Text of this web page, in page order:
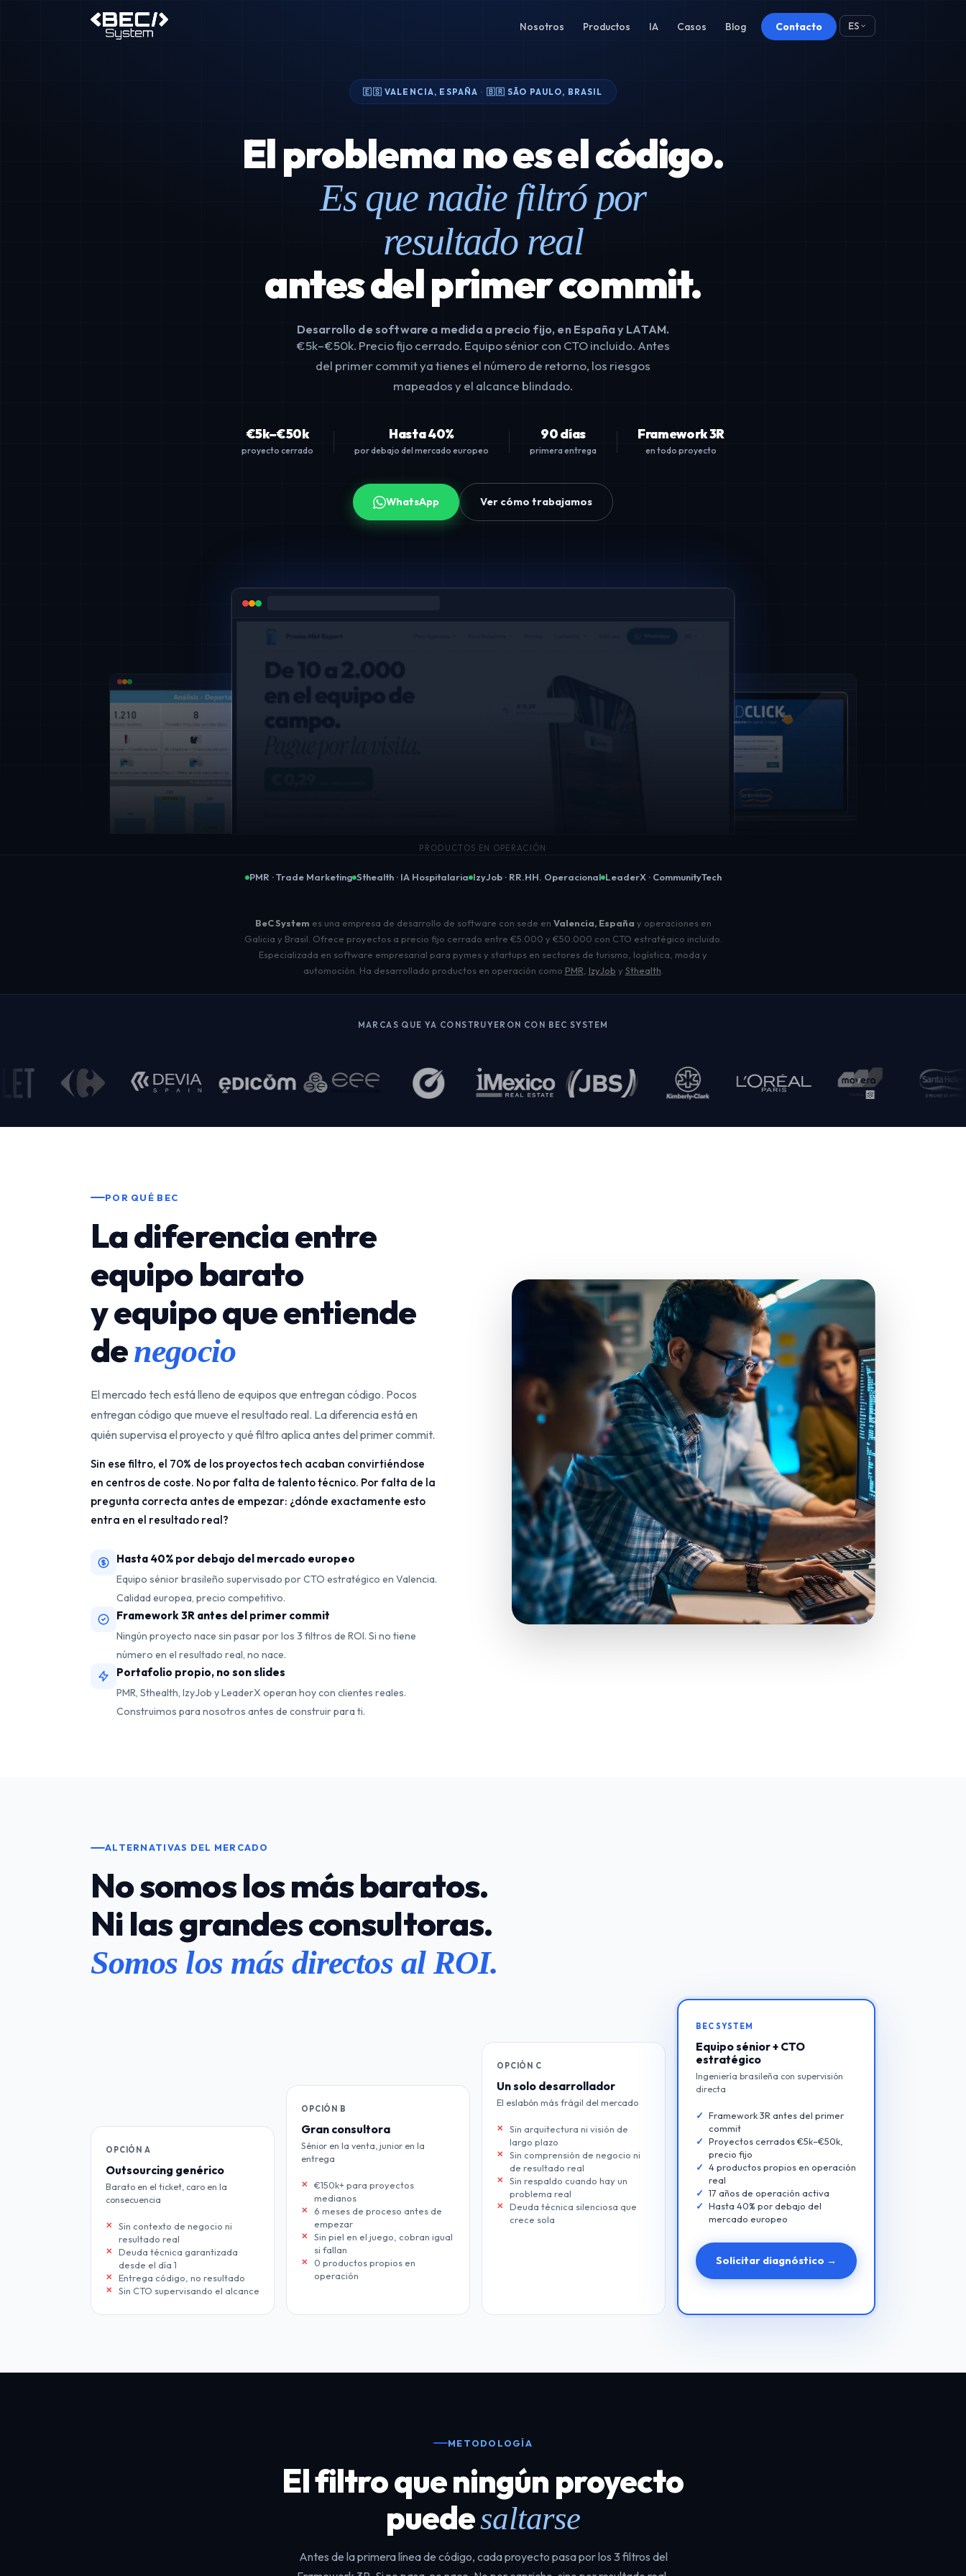
Nosotros Productos IA Casos Blog Contacto ES
🇪🇸 VALENCIA, ESPAÑA · 🇧🇷 SÃO PAULO, BRASIL
El problema no es el código.
Es que nadie filtró por
resultado real
antes del primer commit.
Desarrollo de software a medida a precio fijo, en España y LATAM.
€5k–€50k. Precio fijo cerrado. Equipo sénior con CTO incluido. Antes
del primer commit ya tienes el número de retorno, los riesgos
mapeados y el alcance blindado.
€5k–€50k
proyecto cerrado
Hasta 40%
por debajo del mercado europeo
90 días
primera entrega
Framework 3R
en todo proyecto
WhatsApp Ver cómo trabajamos
PRODUCTOS EN OPERACIÓN
PMR · Trade Marketing Sthealth · IA Hospitalaria IzyJob · RR.HH. Operacional LeaderX · CommunityTech
BeC System es una empresa de desarrollo de software con sede en Valencia, España y operaciones en
Galicia y Brasil. Ofrece proyectos a precio fijo cerrado entre €5.000 y €50.000 con CTO estratégico incluido.
Especializada en software empresarial para pymes y startups en sectores de turismo, logística, moda y
automoción. Ha desarrollado productos en operación como PMR IzyJob y Sthealth
MARCAS QUE YA CONSTRUYERON CON BEC SYSTEM
POR QUÉ BEC
La diferencia entre
equipo barato
y equipo que entiende
denegocio
El mercado tech está lleno de equipos que entregan código. Pocos
entregan código que mueve el resultado real. La diferencia está en
quién supervisa el proyecto y qué filtro aplica antes del primer commit.
Sin ese filtro, el 70% de los proyectos tech acaban convirtiéndose
en centros de coste. No por falta de talento técnico. Por falta de la
pregunta correcta antes de empezar: ¿dónde exactamente esto
entra en el resultado real?
Hasta 40% por debajo del mercado europeo
Equipo sénior brasileño supervisado por CTO estratégico en Valencia.
Calidad europea, precio competitivo.
Framework 3R antes del primer commit
Ningún proyecto nace sin pasar por los 3 filtros de ROI. Si no tiene
número en el resultado real, no nace.
Portafolio propio, no son slides
PMR, Sthealth, IzyJob y LeaderX operan hoy con clientes reales.
Construimos para nosotros antes de construir para ti.
ALTERNATIVAS DEL MERCADO
No somos los más baratos.
Ni las grandes consultoras.
Somos los más directos al ROI.
OPCIÓN A
Outsourcing genérico
Barato en el ticket, caro en la
consecuencia
Sin contexto de negocio ni
resultado real
Deuda técnica garantizada
desde el día 1
Entrega código, no resultado
Sin CTO supervisando el alcance
OPCIÓN B
Gran consultora
Sénior en la venta, junior en la
entrega
€150k+ para proyectos
medianos
6 meses de proceso antes de
empezar
Sin piel en el juego, cobran igual
si fallan
0 productos propios en
operación
OPCIÓN C
Un solo desarrollador
El eslabón más frágil del mercado
Sin arquitectura ni visión de
largo plazo
Sin comprensión de negocio ni
de resultado real
Sin respaldo cuando hay un
problema real
Deuda técnica silenciosa que
crece sola
BEC SYSTEM
Equipo sénior + CTO
estratégico
Ingeniería brasileña con supervisión
directa
Framework 3R antes del primer
commit
Proyectos cerrados €5k–€50k,
precio fijo
4 productos propios en operación
real
17 años de operación activa
Hasta 40% por debajo del
mercado europeo
Solicitar diagnóstico →
METODOLOGÍA
El filtro que ningún proyecto
puedesaltarse
Antes de la primera línea de código, cada proyecto pasa por los 3 filtros del